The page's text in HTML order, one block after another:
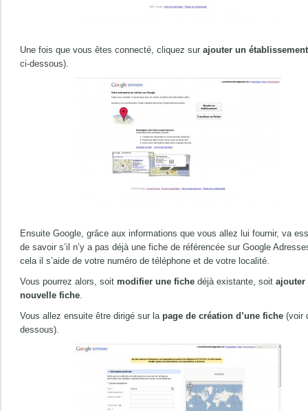
Une fois que vous êtes connecté, cliquez sur ajouter un établissement
ci-dessous).
Ensuite Google, grâce aux informations que vous allez lui fournir, va
de savoir s’il n’y a pas déjà une fiche de référencée sur Google
cela il s’aide de votre numéro de téléphone et de votre localité.
Vous pourrez alors, soit modifier une fiche déjà existante, soit ajouter
nouvelle fiche.
Vous allez ensuite être dirigé sur la page de création d’une fiche (voir
dessous).